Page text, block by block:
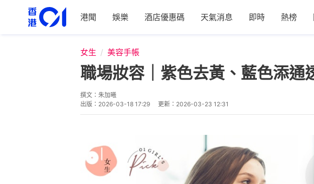
港聞 娛樂 酒店優惠碼 天氣消息 即時 熱榜
女生 美容手帳
職場妝容｜紫色去黃、藍色添
撰文： 朱加曦
出版： 2026-03-18 17:29 更新： 2026-03-23 12:31